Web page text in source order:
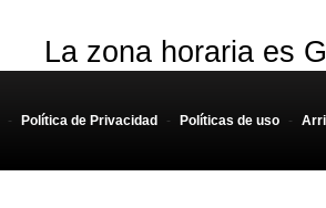
La zona horaria es
- Política de Privacidad - Políticas de uso -